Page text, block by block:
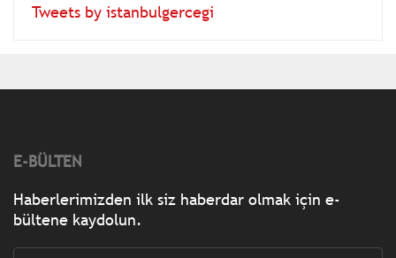
Tweets by istanbulgercegi
E-BÜLTEN
Haberlerimizden ilk siz haberdar olmak için e-
bültene kaydolun.